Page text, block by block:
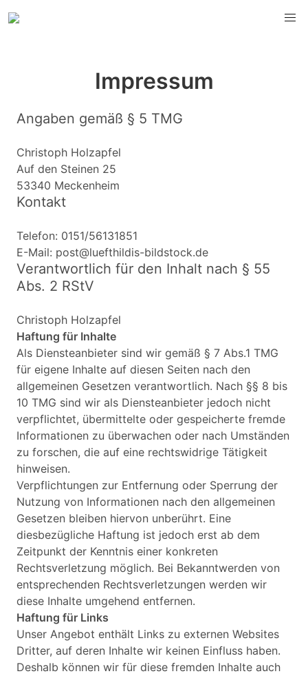
Impressum
Angaben gemäß § 5 TMG
Christoph Holzapfel
Auf den Steinen 25
53340 Meckenheim
Kontakt
Telefon: 0151/56131851
E-Mail: post@luefthildis-bildstock.de
Verantwortlich für den Inhalt nach § 55
Abs. 2 RStV
Christoph Holzapfel
Haftung für Inhalte
Als Diensteanbieter sind wir gemäß § 7 Abs.1 TMG
für eigene Inhalte auf diesen Seiten nach den
allgemeinen Gesetzen verantwortlich. Nach §§ 8 bis
10 TMG sind wir als Diensteanbieter jedoch nicht
verpflichtet, übermittelte oder gespeicherte fremde
Informationen zu überwachen oder nach Umständen
zu forschen, die auf eine rechtswidrige Tätigkeit
hinweisen.
Verpflichtungen zur Entfernung oder Sperrung der
Nutzung von Informationen nach den allgemeinen
Gesetzen bleiben hiervon unberührt. Eine
diesbezügliche Haftung ist jedoch erst ab dem
Zeitpunkt der Kenntnis einer konkreten
Rechtsverletzung möglich. Bei Bekanntwerden von
entsprechenden Rechtsverletzungen werden wir
diese Inhalte umgehend entfernen.
Haftung für Links
Unser Angebot enthält Links zu externen Websites
Dritter, auf deren Inhalte wir keinen Einfluss haben.
Deshalb können wir für diese fremden Inhalte auch